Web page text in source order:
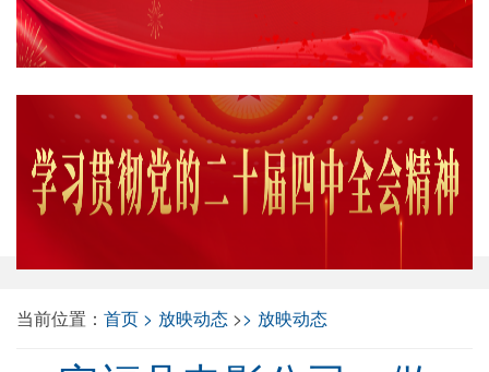
当前位置： 首页 放映动态 > 放映动态